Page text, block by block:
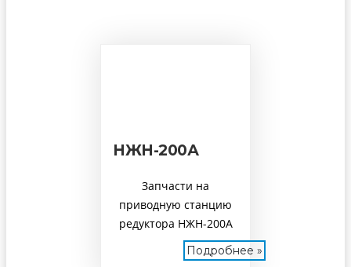
НЖН-200А
Запчасти на
приводную станцию
редуктора НЖН-200А
Подробнее »